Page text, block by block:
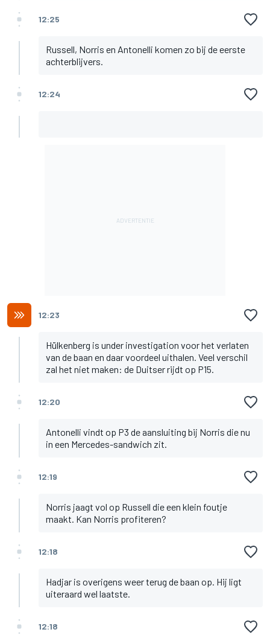
12:25
Russell, Norris en Antonelli komen zo bij de eerste
achterblijvers.
12:24
12:23
Hülkenberg is under investigation voor het verlaten
van de baan en daar voordeel uithalen. Veel verschil
zal het niet maken: de Duitser rijdt op P15.
12:20
Antonelli vindt op P3 de aansluiting bij Norris die nu
in een Mercedes-sandwich zit.
12:19
Norris jaagt vol op Russell die een klein foutje
maakt. Kan Norris profiteren?
12:18
Hadjar is overigens weer terug de baan op. Hij ligt
uiteraard wel laatste.
12:18